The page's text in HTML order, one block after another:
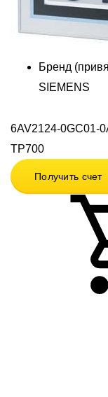
Бренд
SIEMENS
6AV2124-0GC01-
TP700
Получить счет